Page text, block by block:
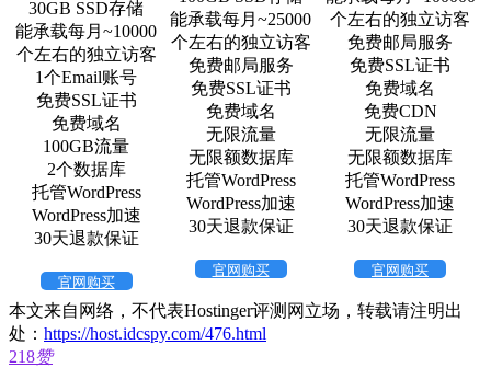
30GB SSD存储
能承载每月~10000
个左右的独立访客
1个Email账号
免费SSL证书
免费域名
100GB流量
2个数据库
托管WordPress
WordPress加速
30天退款保证
官网购买
能承载每月~25000
个左右的独立访客
免费邮局服务
免费SSL证书
免费域名
无限流量
无限额数据库
托管WordPress
WordPress加速
30天退款保证
官网购买
个左右的独立访客
免费邮局服务
免费SSL证书
免费域名
免费CDN
无限流量
无限额数据库
托管WordPress
WordPress加速
30天退款保证
官网购买
本文来自网络，不代表Hostinger评测网立场，转载请注明出
处： https://host.idcspy.com/476.html
218赞